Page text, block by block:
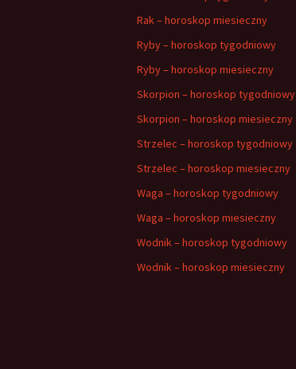
Rak – horoskop miesieczny
Ryby – horoskop tygodniowy
Ryby – horoskop miesieczny
Skorpion – horoskop tygodniowy
Skorpion – horoskop miesieczny
Strzelec – horoskop tygodniowy
Strzelec – horoskop miesieczny
Waga – horoskop tygodniowy
Waga – horoskop miesieczny
Wodnik – horoskop tygodniowy
Wodnik – horoskop miesieczny